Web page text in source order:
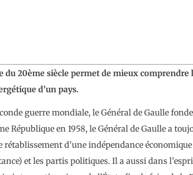
du 20ème siècle permet de mieux comprendre
d’un pays.
guerre mondiale, le Général de Gaulle
République en 1958, le Général de Gaulle a
d’une indépendance
et les partis politiques. Il a aussi dans